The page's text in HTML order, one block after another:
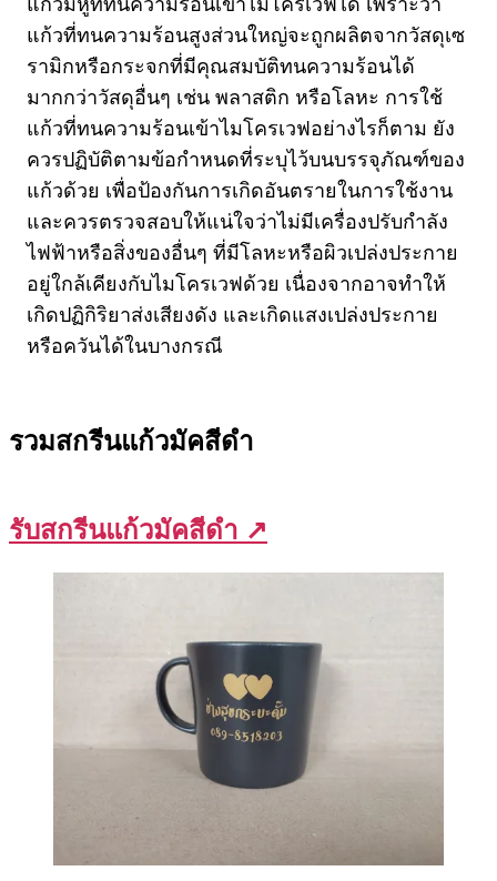
แก้วที่ทนความร้อนสูงส่วนใหญ่จะถูกผลิตจากวัสดุเซ
รามิกหรือกระจกที่มีคุณสมบัติทนความร้อนได้
มากกว่าวัสดุอื่นๆ เช่น พลาสติก หรือโลหะ การใช้
แก้วที่ทนความร้อนเข้าไมโครเวฟอย่างไรก็ตาม ยัง
ควรปฏิบัติตามข้อกำหนดที่ระบุไว้บนบรรจุภัณฑ์ของ
แก้วด้วย เพื่อป้องกันการเกิดอันตรายในการใช้งาน
และควรตรวจสอบให้แน่ใจว่าไม่มีเครื่องปรับกำลัง
ไฟฟ้าหรือสิ่งของอื่นๆ ที่มีโลหะหรือผิวเปล่งประกาย
อยู่ใกล้เคียงกับไมโครเวฟด้วย เนื่องจากอาจทำให้
เกิดปฏิกิริยาส่งเสียงดัง และเกิดแสงเปล่งประกาย
หรือควันได้ในบางกรณี
รวมสกรีนแก้วมัคสีดำ
รับสกรีนแก้วมัคสีดำ ↗